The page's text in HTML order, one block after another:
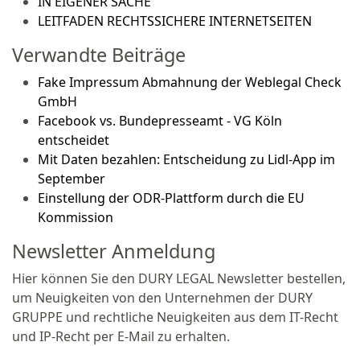
LEITFADEN RECHTSSICHERE INTERNETSEITEN
Verwandte Beiträge
Fake Impressum Abmahnung der Weblegal Check
GmbH
Facebook vs. Bundepresseamt - VG Köln
entscheidet
Mit Daten bezahlen: Entscheidung zu Lidl-App im
September
Einstellung der ODR-Plattform durch die EU
Kommission
Newsletter Anmeldung
Hier können Sie den DURY LEGAL Newsletter bestellen,
um Neuigkeiten von den Unternehmen der DURY
GRUPPE und rechtliche Neuigkeiten aus dem IT-Recht
und IP-Recht per E-Mail zu erhalten.